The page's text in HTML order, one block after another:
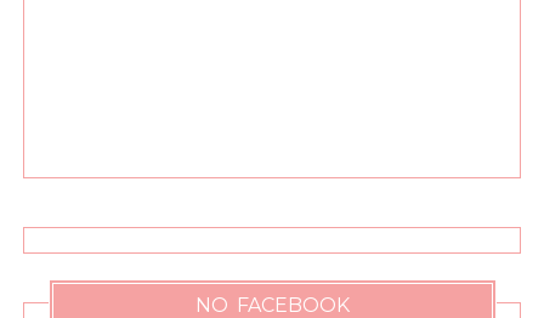
NO FACEBOOK